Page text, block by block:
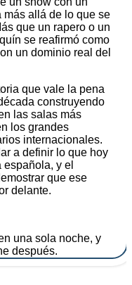
allá de lo que se
que un rapero o un
se reafirmó como
un dominio real del
que vale la pena
construyendo
las salas más
los grandes
internacionales.
a definir lo que hoy
y el
que ese
delante.
una sola noche, y
después.